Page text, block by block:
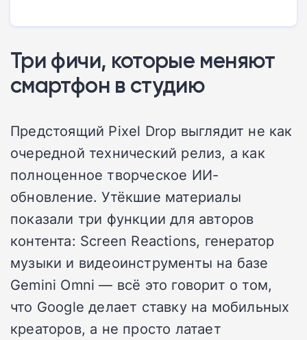
Три фичи, которые меняют
смартфон в студию
Предстоящий Pixel Drop выглядит не как
очередной технический релиз, а как
полноценное творческое ИИ-
обновление. Утёкшие материалы
показали три функции для авторов
контента: Screen Reactions, генератор
музыки и видеоинструменты на базе
Gemini Omni — всё это говорит о том,
что Google делает ставку на мобильных
креаторов, а не просто латает